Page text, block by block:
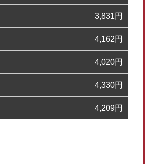
3,831円
4,162円
4,020円
4,330円
4,209円